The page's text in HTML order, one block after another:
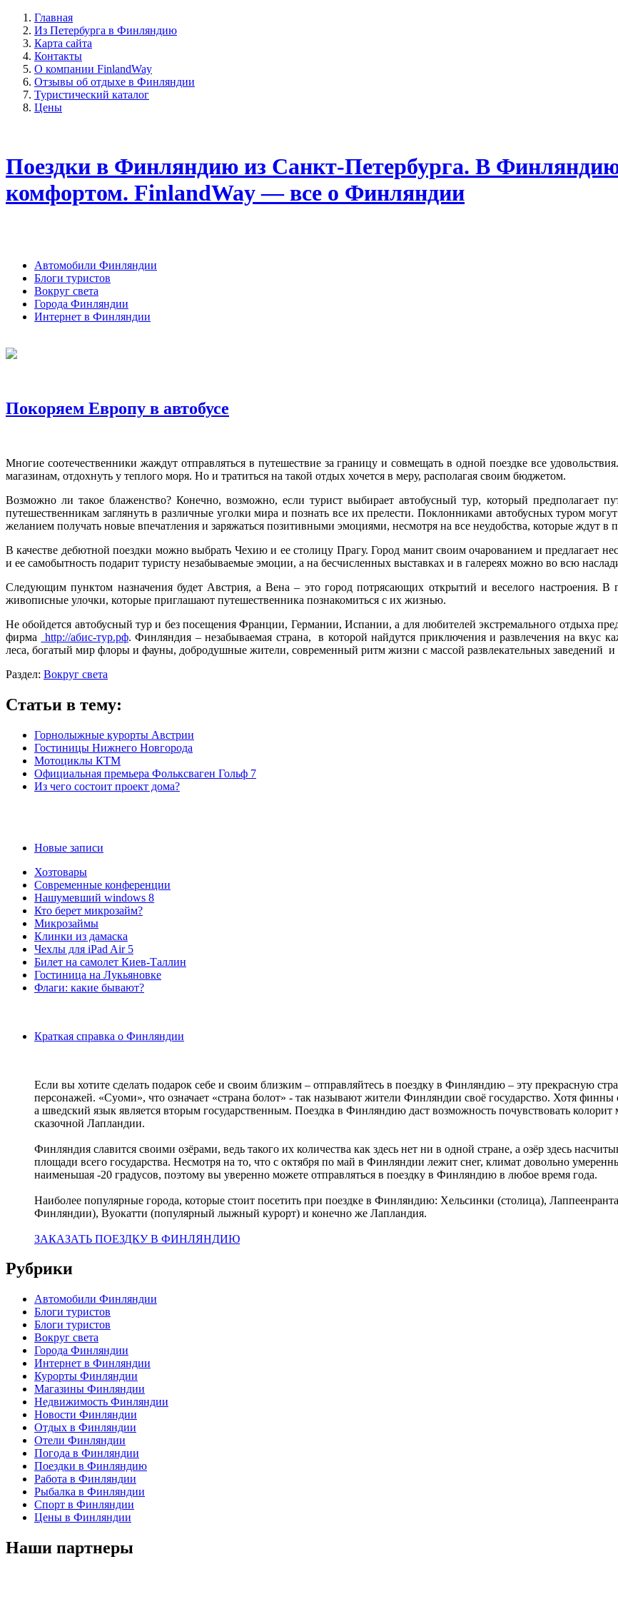
Главная
Из Петербурга в Финляндию
Карта сайта
Контакты
О компании FinlandWay
Отзывы об отдыхе в Финляндии
Туристический каталог
Цены
Поездки в Финляндию из Санкт-Петербурга. В
комфортом. FinlandWay — все о Финляндии
Автомобили Финляндии
Блоги туристов
Вокруг света
Города Финляндии
Интернет в Финляндии
Покоряем Европу в автобусе
Многие соотечественники жаждут отправляться в путешествие за границу и совмещать в одной поездке все
магазинам, отдохнуть у теплого моря. Но и тратиться на такой отдых хочется в меру, располагая своим бюджетом.
Возможно ли такое блаженство? Конечно, возможно, если турист выбирает автобусный тур, который предполагает
путешественникам заглянуть в различные уголки мира и познать все их прелести. Поклонниками автобусных туром
желанием получать новые впечатления и заряжаться позитивными эмоциями, несмотря на все неудобства, которые ждут в
В качестве дебютной поездки можно выбрать Чехию и ее столицу Прагу. Город манит своим очарованием и предлагает
и ее самобытность подарит туристу незабываемые эмоции, а на бесчисленных выставках и в галереях можно во всю
Следующим пунктом назначения будет Австрия, а Вена – это город потрясающих открытий и веселого настроения.
живописные улочки, которые приглашают путешественника познакомиться с их жизнью.
Не обойдется автобусный тур и без посещения Франции, Германии, Испании, а для любителей экстремального отдыха
фирма
http://абис-тур.рф. Финляндия – незабываемая страна, в которой найдутся приключения и развлечения на вкус
леса, богатый мир флоры и фауны, добродушные жители, современный ритм жизни с массой развлекательных заведений и
Раздел: Вокруг света
Статьи в тему:
Горнолыжные курорты Австрии
Гостиницы Нижнего Новгорода
Мотоциклы КТМ
Официальная премьера Фольксваген Гольф 7
Из чего состоит проект дома?
Новые записи
Хозтовары
Современные конференции
Нашумевший windows 8
Кто берет микрозайм?
Микрозаймы
Клинки из дамаска
Чехлы для iPad Air 5
Билет на самолет Киев-Таллин
Гостиница на Лукьяновке
Флаги: какие бывают?
Краткая справка о Финляндии
Если вы хотите сделать подарок себе и своим близким – отправляйтесь в поездку в Финляндию – эту прекрасную
персонажей. «Суоми», что означает «страна болот» - так называют жители Финляндии своё государство. Хотя
а шведский язык является вторым государственным. Поездка в Финляндию даст возможность почувствовать
сказочной Лапландии.
Финляндия славится своими озёрами, ведь такого их количества как здесь нет ни в одной стране, а озёр здесь
площади всего государства. Несмотря на то, что с октября по май в Финляндии лежит снег, климат довольно
наименьшая -20 градусов, поэтому вы уверенно можете отправляться в поездку в Финляндию в любое время года.
Наиболее популярные города, которые стоит посетить при поездке в Финляндию: Хельсинки (столица),
Финляндии), Вуокатти (популярный лыжный курорт) и конечно же Лапландия.
ЗАКАЗАТЬ ПОЕЗДКУ В ФИНЛЯНДИЮ
Рубрики
Автомобили Финляндии
Блоги туристов
Блоги туристов
Вокруг света
Города Финляндии
Интернет в Финляндии
Курорты Финляндии
Магазины Финляндии
Недвижимость Финляндии
Новости Финляндии
Отдых в Финляндии
Отели Финляндии
Погода в Финляндии
Поездки в Финляндию
Работа в Финляндии
Рыбалка в Финляндии
Спорт в Финляндии
Цены в Финляндии
Наши партнеры